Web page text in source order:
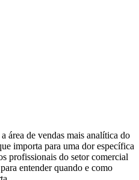
área de vendas mais analítica do
importa para uma dor específica
profissionais do setor comercial
entender quando e como